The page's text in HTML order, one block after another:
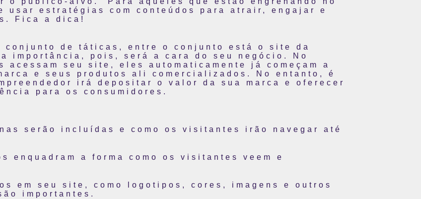
estratégias com conteúdos para atrair, engajar e
Fica a dica!
conjunto de táticas, entre o conjunto está o site da
importância, pois, será a cara do seu negócio.
No
acessam seu site, eles automaticamente já começam a
e seus produtos ali comercializados. No entanto, é
irá depositar o valor da sua marca e oferecer
para os consumidores.
serão incluídas e como os visitantes irão navegar até
enquadram a forma como os visitantes veem e
em seu site, como logotipos, cores, imagens e outros
importantes.